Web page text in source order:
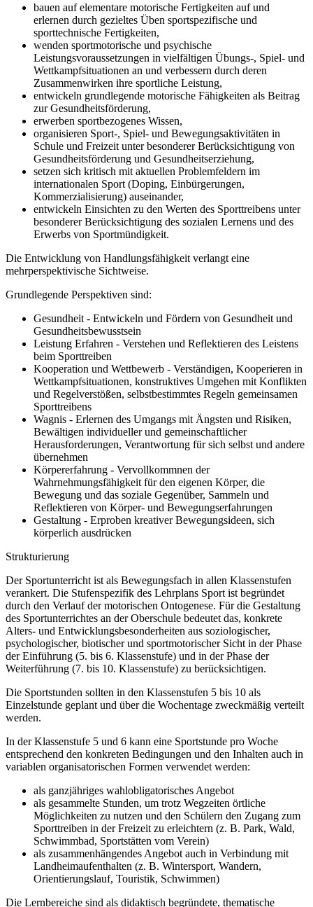
bauen auf elementare motorische Fertigkeiten auf und
erlernen durch gezieltes Üben sportspezifische und
sporttechnische Fertigkeiten,
wenden sportmotorische und psychische
Leistungsvoraussetzungen in vielfältigen Übungs-, Spiel- und
Wettkampfsituationen an und verbessern durch deren
Zusammenwirken ihre sportliche Leistung,
entwickeln grundlegende motorische Fähigkeiten als Beitrag
zur Gesundheitsförderung,
erwerben sportbezogenes Wissen,
organisieren Sport-, Spiel- und Bewegungsaktivitäten in
Schule und Freizeit unter besonderer Berücksichtigung von
Gesundheitsförderung und Gesundheitserziehung,
setzen sich kritisch mit aktuellen Problemfeldern im
internationalen Sport (Doping, Einbürgerungen,
Kommerzialisierung) auseinander,
entwickeln Einsichten zu den Werten des Sporttreibens unter
besonderer Berücksichtigung des sozialen Lernens und des
Erwerbs von Sportmündigkeit.
Die Entwicklung von Handlungsfähigkeit verlangt eine
mehrperspektivische Sichtweise.
Grundlegende Perspektiven sind:
Gesundheit - Entwickeln und Fördern von Gesundheit und
Gesundheitsbewusstsein
Leistung Erfahren - Verstehen und Reflektieren des Leistens
beim Sporttreiben
Kooperation und Wettbewerb - Verständigen, Kooperieren in
Wettkampfsituationen, konstruktives Umgehen mit Konflikten
und Regelverstößen, selbstbestimmtes Regeln gemeinsamen
Sporttreibens
Wagnis - Erlernen des Umgangs mit Ängsten und Risiken,
Bewältigen individueller und gemeinschaftlicher
Herausforderungen, Verantwortung für sich selbst und andere
übernehmen
Körpererfahrung - Vervollkommnen der
Wahrnehmungsfähigkeit für den eigenen Körper, die
Bewegung und das soziale Gegenüber, Sammeln und
Reflektieren von Körper- und Bewegungserfahrungen
Gestaltung - Erproben kreativer Bewegungsideen, sich
körperlich ausdrücken
Strukturierung
Der Sportunterricht ist als Bewegungsfach in allen Klassenstufen
verankert. Die Stufenspezifik des Lehrplans Sport ist begründet
durch den Verlauf der motorischen Ontogenese. Für die Gestaltung
des Sportunterrichtes an der Oberschule bedeutet das, konkrete
Alters- und Entwicklungsbesonderheiten aus soziologischer,
psychologischer, biotischer und sportmotorischer Sicht in der Phase
der Einführung (5. bis 6. Klassenstufe) und in der Phase der
Weiterführung (7. bis 10. Klassenstufe) zu berücksichtigen.
Die Sportstunden sollten in den Klassenstufen 5 bis 10 als
Einzelstunde geplant und über die Wochentage zweckmäßig verteilt
werden.
In der Klassenstufe 5 und 6 kann eine Sportstunde pro Woche
entsprechend den konkreten Bedingungen und den Inhalten auch in
variablen organisatorischen Formen verwendet werden:
als ganzjähriges wahlobligatorisches Angebot
als gesammelte Stunden, um trotz Wegzeiten örtliche
Möglichkeiten zu nutzen und den Schülern den Zugang zum
Sporttreiben in der Freizeit zu erleichtern (z. B. Park, Wald,
Schwimmbad, Sportstätten vom Verein)
als zusammenhängendes Angebot auch in Verbindung mit
Landheimaufenthalten (z. B. Wintersport, Wandern,
Orientierungslauf, Touristik, Schwimmen)
Die Lernbereiche sind als didaktisch begründete, thematische